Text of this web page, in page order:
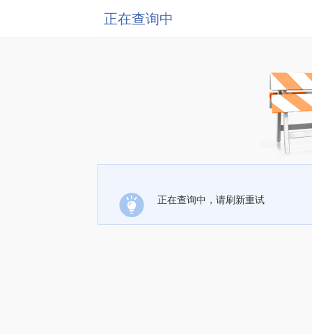
正在查询中
正在查询中，请刷新重试